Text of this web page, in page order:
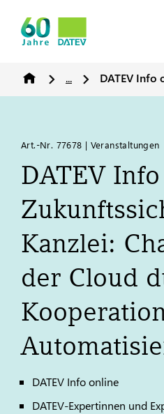
... DATEV Info
Art.-Nr. 77678 | Veranstaltungen
DATEVInfo
Kanzlei:
der Cloud
DATEV Info online
DATEV-Expertinnen und